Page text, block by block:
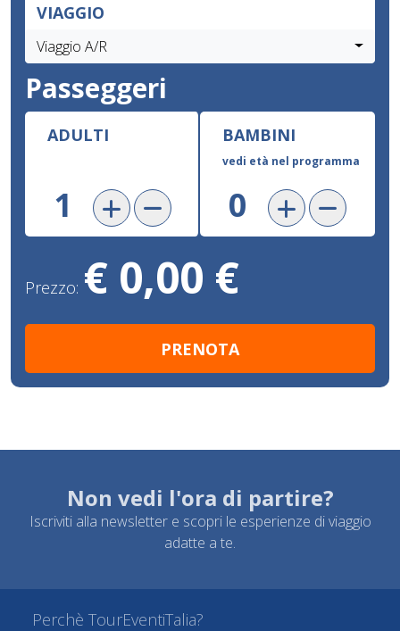
VIAGGIO
Viaggio A/R
Passeggeri
ADULTI BAMBINI
vedi età nel programma
Prezzo: € 0,00 €
Non vedi l'ora di partire?
Iscriviti alla newsletter e scopri le esperienze di viaggio
adatte a te.
Perchè TourEventiTalia?